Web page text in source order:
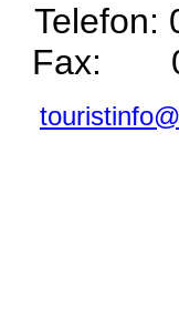
Telefon:
Fax: